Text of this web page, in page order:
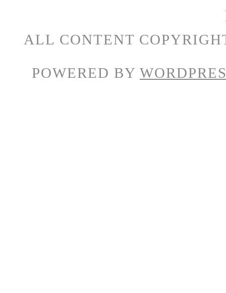
ALL CONTENT
POWERED BY